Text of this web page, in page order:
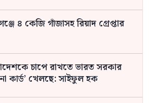
৪ কেজি গাঁজাসহ রিয়াদ গ্রেপ্তার
চাপে রাখতে ভারত সরকার
কার্ড’ খেলছে: সাইফুল হক